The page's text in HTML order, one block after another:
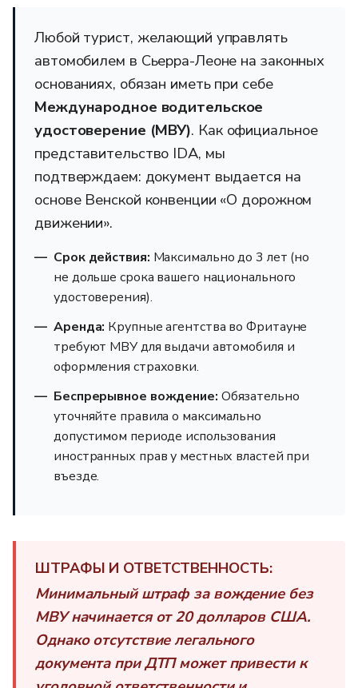
Любой турист, желающий управлять
автомобилем в Сьерра-Леоне на законных
основаниях, обязан иметь при себе
Международное водительское
удостоверение (МВУ). Как официальное
представительство IDA, мы
подтверждаем: документ выдается на
основе Венской конвенции «О дорожном
движении».
Срок действия: Максимально до 3 лет (но
не дольше срока вашего национального
удостоверения).
Аренда: Крупные агентства во Фритауне
требуют МВУ для выдачи автомобиля и
оформления страховки.
Беспрерывное вождение: Обязательно
уточняйте правила о максимально
допустимом периоде использования
иностранных прав у местных властей при
въезде.
ШТРАФЫ И ОТВЕТСТВЕННОСТЬ:
Минимальный штраф за вождение без
МВУ начинается от20 долларов США.
Однако отсутствие легального
документа при ДТП может привести к